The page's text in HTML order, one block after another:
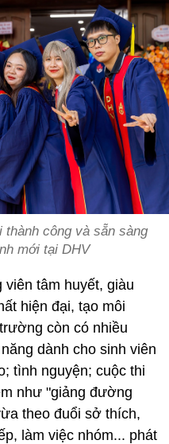
công và sẵn sàng
mới tại DHV
tâm huyết, giàu
hiện đại, tạo môi
còn có nhiều
dành cho sinh viên
tình nguyện; cuộc thi
như "giảng đường
theo đuổi sở thích,
làm việc nhóm... phát